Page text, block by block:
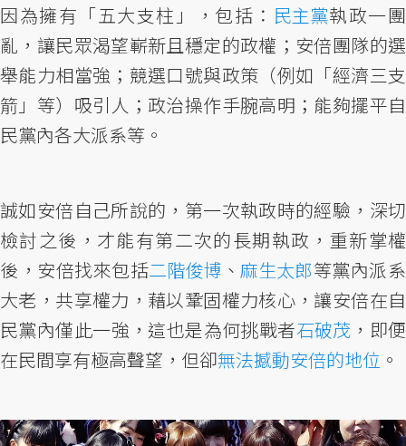
因為擁有「五大支柱」，包括： 民主黨執政一團
亂，讓民眾渴望嶄新且穩定的政權；安倍團隊的選
舉能力相當強；競選口號與政策（例如「經濟三支
箭」等）吸引人；政治操作手腕高明；能夠擺平自
民黨內各大派系等。
誠如安倍自己所說的，第一次執政時的經驗，深切
檢討之後，才能有第二次的長期執政，重新掌權
後，安倍找來包括二階俊博 、 麻生太郎等黨內派系
大老，共享權力，藉以鞏固權力核心，讓安倍在自
民黨內僅此一強，這也是為何挑戰者石破茂，即便
在民間享有極高聲望，但卻無法撼動安倍的地位 。